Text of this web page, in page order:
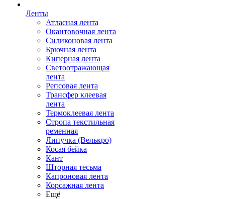
Ленты
Атласная лента
Окантовочная лента
Силиконовая лента
Брючная лента
Киперная лента
Светоотражающая
лента
Репсовая лента
Трансфер клеевая
лента
Термоклеевая лента
Стропа текстильная
ременная
Липучка (Велькро)
Косая бейка
Кант
Шторная тесьма
Капроновая лента
Корсажная лента
Ещё